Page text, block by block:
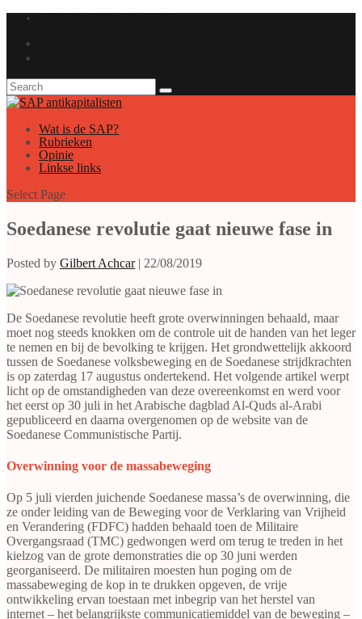
Wat is de SAP?
Rubrieken
Opinie
Linkse links
Select Page
Soedanese revolutie gaat nieuwe fase in
Posted by Gilbert Achcar| 22/08/2019
De Soedanese revolutie heeft grote overwinningen behaald, maar
moet nog steeds knokken om de controle uit de handen van het leger
te nemen en bij de bevolking te krijgen. Het grondwettelijk akkoord
tussen de Soedanese volksbeweging en de Soedanese strijdkrachten
is op zaterdag 17 augustus ondertekend. Het volgende artikel werpt
licht op de omstandigheden van deze overeenkomst en werd voor
het eerst op 30 juli in het Arabische dagblad Al-Quds al-Arabi
gepubliceerd en daarna overgenomen op de website van de
Soedanese Communistische Partij.
Overwinning voor de massabeweging
Op 5 juli vierden juichende Soedanese massa’s de overwinning, die
ze onder leiding van de Beweging voor de Verklaring van Vrijheid
en Verandering (FDFC) hadden behaald toen de Militaire
Overgangsraad (TMC) gedwongen werd om terug te treden in het
kielzog van de grote demonstraties die op 30 juni werden
georganiseerd. De militairen moesten hun poging om de
massabeweging de kop in te drukken opgeven, de vrije
ontwikkeling ervan toestaan met inbegrip van het herstel van
internet – het belangrijkste communicatiemiddel van de beweging –